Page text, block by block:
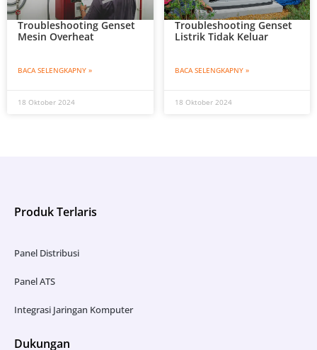
Troubleshooting Genset
Mesin Overheat
BACA SELENGKAPNY »
18 Oktober 2024
Troubleshooting Genset
Listrik Tidak Keluar
BACA SELENGKAPNY »
18 Oktober 2024
Produk Terlaris
Panel Distribusi
Panel ATS
Integrasi Jaringan Komputer
Dukungan